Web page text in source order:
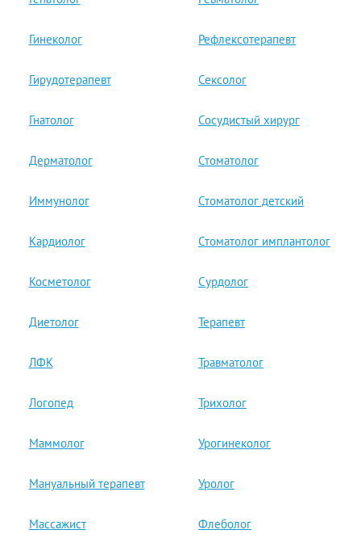
Гинеколог
Гирудотерапевт
Гнатолог
Дерматолог
Иммунолог
Кардиолог
Косметолог
Диетолог
ЛФК
Логопед
Маммолог
Мануальный терапевт
Массажист
Рефлексотерапевт
Сексолог
Сосудистый хирург
Стоматолог
Стоматолог детский
Стоматолог имплантолог
Сурдолог
Терапевт
Травматолог
Трихолог
Урогинеколог
Уролог
Флеболог